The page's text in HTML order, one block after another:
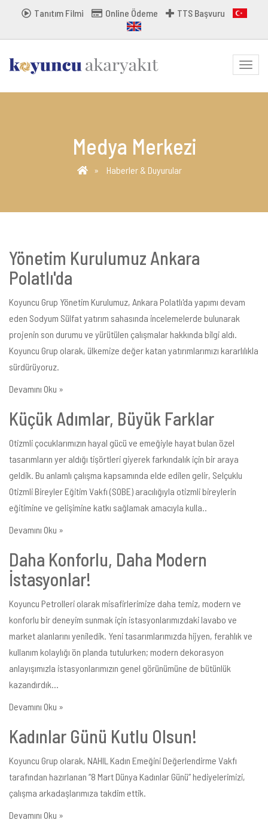
Tanıtım Filmi Online Ödeme TTS Başvuru
MENU
Medya Merkezi
Haberler & Duyurular
Yönetim Kurulumuz Ankara
Polatlı'da
Koyuncu Grup Yönetim Kurulumuz, Ankara Polatlı'da yapımı devam
eden Sodyum Sülfat yatırım sahasında incelemelerde bulunarak
projenin son durumu ve yürütülen çalışmalar hakkında bilgi aldı.
Koyuncu Grup olarak, ülkemize değer katan yatırımlarımızı kararlılıkla
sürdürüyoruz.
Devamını Oku »
Küçük Adımlar, Büyük Farklar
Otizmli çocuklarımızın hayal gücü ve emeğiyle hayat bulan özel
tasarımların yer aldığı tişörtleri giyerek farkındalık için bir araya
geldik. Bu anlamlı çalışma kapsamında elde edilen gelir, Selçuklu
Otizmli Bireyler Eğitim Vakfı (SOBE) aracılığıyla otizmli bireylerin
eğitimine ve gelişimine katkı sağlamak amacıyla kulla..
Devamını Oku »
Daha Konforlu, Daha Modern
İstasyonlar!
Koyuncu Petrolleri olarak misafirlerimize daha temiz, modern ve
konforlu bir deneyim sunmak için istasyonlarımızdaki lavabo ve
market alanlarını yeniledik. Yeni tasarımlarımızda hijyen, ferahlık ve
kullanım kolaylığı ön planda tutulurken; modern dekorasyon
anlayışımızla istasyonlarımızın genel görünümüne de bütünlük
kazandırdık...
Devamını Oku »
Kadınlar Günü Kutlu Olsun!
Koyuncu Grup olarak, NAHIL Kadın Emeğini Değerlendirme Vakfı
tarafından hazırlanan “8 Mart Dünya Kadınlar Günü” hediyelerimizi,
çalışma arkadaşlarımıza takdim ettik.
Devamını Oku »